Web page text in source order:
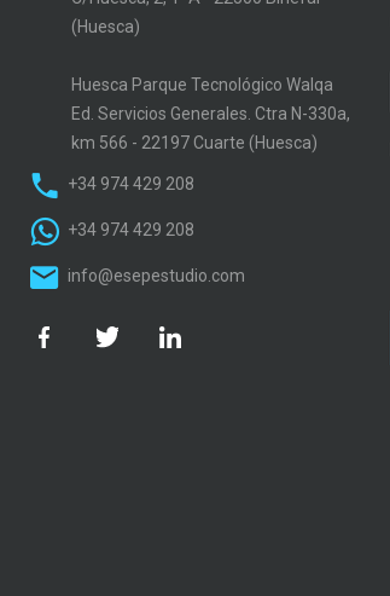
(Huesca)
Huesca Parque Tecnológico Walqa
Ed. Servicios Generales. Ctra N-330a,
km 566 - 22197 Cuarte (Huesca)
+34 974 429 208
+34 974 429 208
info@esepestudio.com